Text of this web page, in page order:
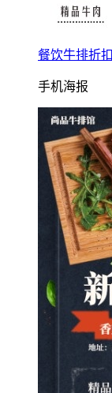
餐饮牛排折
手机海报